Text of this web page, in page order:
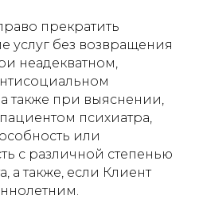
прекратить
услуг без возвращения
неадекватном,
также при выяснении,
психиатра,
или
с различной степенью
а также, если Клиент